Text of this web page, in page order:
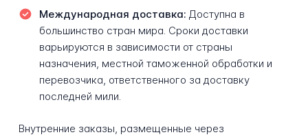
Международная доставка: Доступна в
большинство стран мира. Сроки доставки
варьируются в зависимости от страны
назначения, местной таможенной обработки и
перевозчика, ответственного за доставку
последней мили.
Внутренние заказы, размещенные через